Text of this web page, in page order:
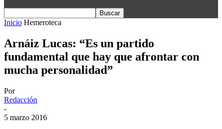
Inicio Hemeroteca
Arnáiz Lucas: “Es un partido
fundamental que hay que afrontar con
mucha personalidad”
Por
Redacción
-
5 marzo 2016